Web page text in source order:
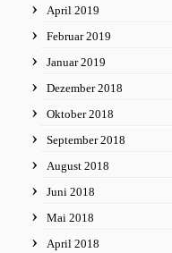
April 2019
Februar 2019
Januar 2019
Dezember 2018
Oktober 2018
September 2018
August 2018
Juni 2018
Mai 2018
April 2018